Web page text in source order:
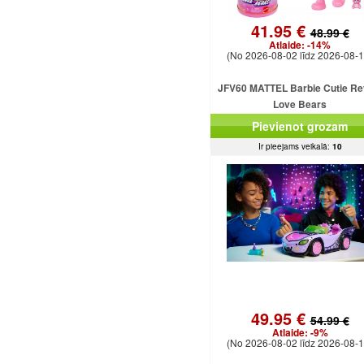
41.95 €48.99 €
Atlaide: -14%
(No 2026-08-02 līdz 2026-08-
JFV60 MATTEL Barbie Cutie
Love Bears
Pievienot grozam
Ir pieejams veikalā: 10
49.95 €54.99 €
Atlaide: -9%
(No 2026-08-02 līdz 2026-08-